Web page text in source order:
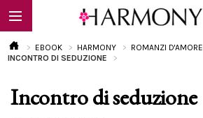
EBOOK
EBOOK HARMONY ROMANZI D'AMORE
INCONTRO DI SEDUZIONE
Incontro di seduzione